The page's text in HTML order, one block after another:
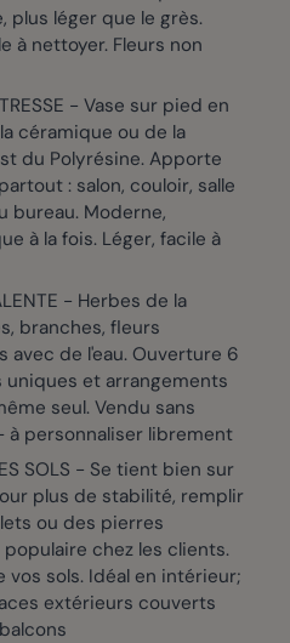
plus léger que le grès.
à nettoyer. Fleurs non
- Vase sur pied en
céramique ou de la
du Polyrésine. Apporte
: salon, couloir, salle
bureau. Moderne,
à la fois. Léger, facile à
- Herbes de la
branches, fleurs
avec de l'eau. Ouverture 6
et arrangements
seul. Vendu sans
personnaliser librement
SOLS - Se tient bien sur
plus de stabilité, remplir
ou des pierres
chez les clients.
sols. Idéal en intérieur;
extérieurs couverts